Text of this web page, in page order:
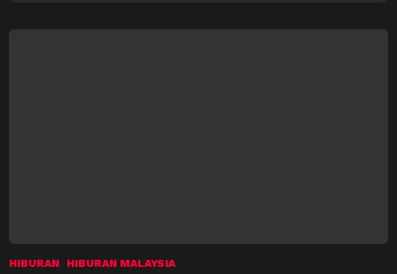
HIBURAN HIBURAN MALAYSIA